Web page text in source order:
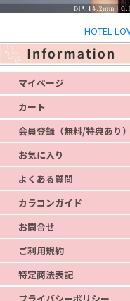
HOTEL
マイページ
カート
会員登録（無料/特典あり）
お気に入り
よくある質問
カラコンガイド
お問合せ
ご利用規約
特定商法表記
プライバシーポリシー